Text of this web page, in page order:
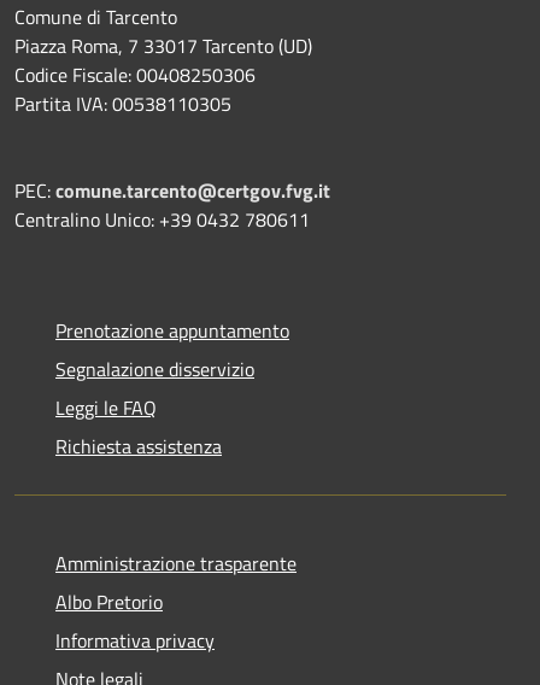
Comune di Tarcento
Piazza Roma, 7 33017 Tarcento (UD)
Codice Fiscale: 00408250306
Partita IVA: 00538110305
PEC:comune.tarcento@certgov.fvg.it
Centralino Unico: +39 0432 780611
Prenotazione appuntamento
Segnalazione disservizio
Leggi le FAQ
Richiesta assistenza
Amministrazione trasparente
Albo Pretorio
Informativa privacy
Note legali